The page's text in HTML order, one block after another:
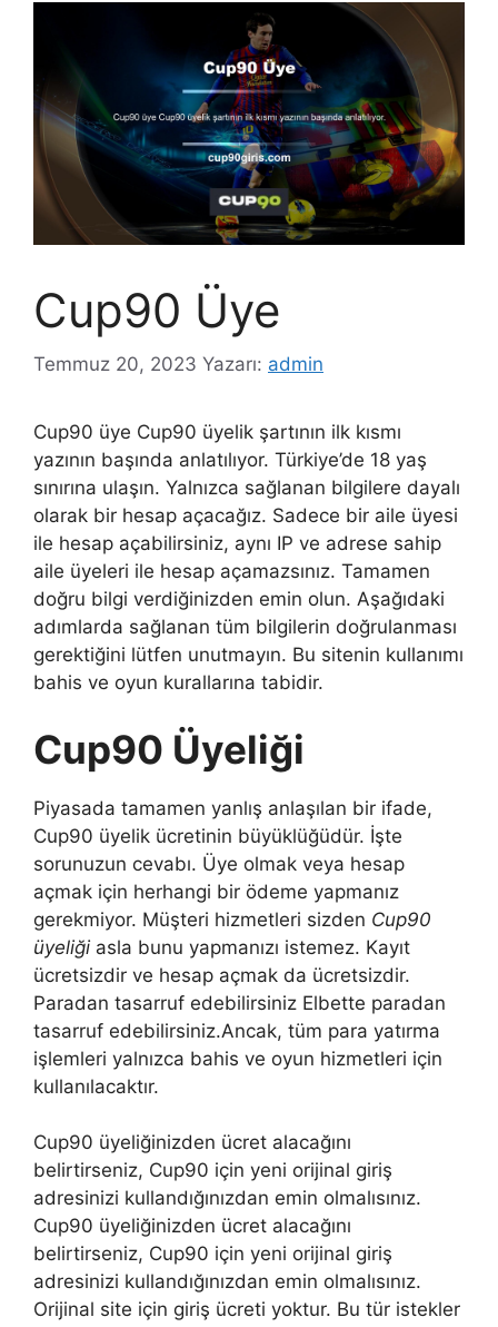
Cup90 Üye
Temmuz 20, 2023 Yazarı: admin
Cup90 üye Cup90 üyelik şartının ilk kısmı
yazının başında anlatılıyor. Türkiye’de 18 yaş
sınırına ulaşın. Yalnızca sağlanan bilgilere dayalı
olarak bir hesap açacağız. Sadece bir aile üyesi
ile hesap açabilirsiniz, aynı IP ve adrese sahip
aile üyeleri ile hesap açamazsınız. Tamamen
doğru bilgi verdiğinizden emin olun. Aşağıdaki
adımlarda sağlanan tüm bilgilerin doğrulanması
gerektiğini lütfen unutmayın. Bu sitenin kullanımı
bahis ve oyun kurallarına tabidir.
Cup90 Üyeliği
Piyasada tamamen yanlış anlaşılan bir ifade,
Cup90 üyelik ücretinin büyüklüğüdür. İşte
sorunuzun cevabı. Üye olmak veya hesap
açmak için herhangi bir ödeme yapmanız
gerekmiyor. Müşteri hizmetleri sizden Cup90
üyeliği asla bunu yapmanızı istemez. Kayıt
ücretsizdir ve hesap açmak da ücretsizdir.
Paradan tasarruf edebilirsiniz Elbette paradan
tasarruf edebilirsiniz.Ancak, tüm para yatırma
işlemleri yalnızca bahis ve oyun hizmetleri için
kullanılacaktır.
Cup90 üyeliğinizden ücret alacağını
belirtirseniz, Cup90 için yeni orijinal giriş
adresinizi kullandığınızdan emin olmalısınız.
Cup90 üyeliğinizden ücret alacağını
belirtirseniz, Cup90 için yeni orijinal giriş
adresinizi kullandığınızdan emin olmalısınız.
Orijinal site için giriş ücreti yoktur. Bu tür istekler